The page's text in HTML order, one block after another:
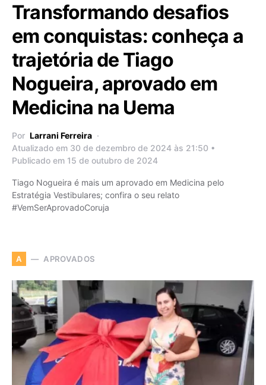
Transformando desafios
em conquistas: conheça a
trajetória de Tiago
Nogueira, aprovado em
Medicina na Uema
Por Larrani Ferreira
Atualizado em 30 de dezembro de 2024 às 21:50 •
Publicado em 15 de outubro de 2024
Tiago Nogueira é mais um aprovado em Medicina pelo
Estratégia Vestibulares; confira o seu relato
#VemSerAprovadoCoruja
A APROVADOS